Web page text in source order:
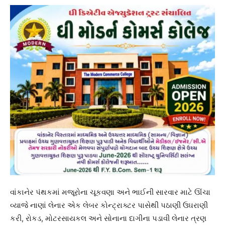
વાંકાનેર પંથકમાં મજૂરોના ચૂકવણા અને ભાઈની સારવાર માટે ઊંચા
વ્યાજે નાણાં લેનાર એક લેબર કોન્ટ્રાક્ટર પાસેથી પઠાણી ઉઘરાણી
કરી, રોકડ, મોટરસાયકલ અને સોનાના દાગીના પડાવી લેનાર ત્રણ